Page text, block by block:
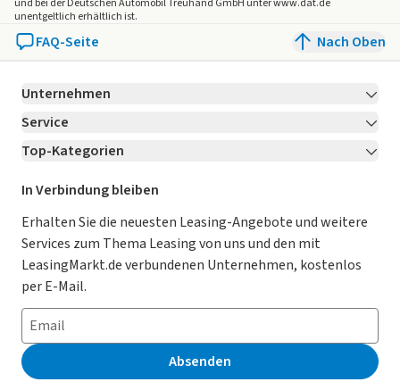
und bei der Deutschen Automobil Treuhand GmbH unter www.dat.de
unentgeltlich erhältlich ist.
FAQ-Seite Nach Oben
Unternehmen
Über LeasingMarkt.de
Karriere Jetzt bewerben!
Für Händler
Kooperation mit AutoScout24
AGB
Datenschutz
Impressum
Erklärung zur Barrierefreiheit
Service
Kontakt
Ratgeber
Magazin
Datenschutz-Einstellungen
So funktioniert’s
Häufig gestellte Fragen
Leasing-Lexikon
Top-Kategorien
Leasing Deals
Gebrauchtwagen Leasing
Leasing ohne Anzahlung
E-Auto Leasing
Privatleasing
Leasing-Vergleiche
Herstellerverzeichnis
In Verbindung bleiben
Erhalten Sie die neuesten Leasing-Angebote und weitere
Services zum Thema Leasing von uns und den mit
LeasingMarkt.de verbundenen Unternehmen, kostenlos
per E-Mail.
Absenden